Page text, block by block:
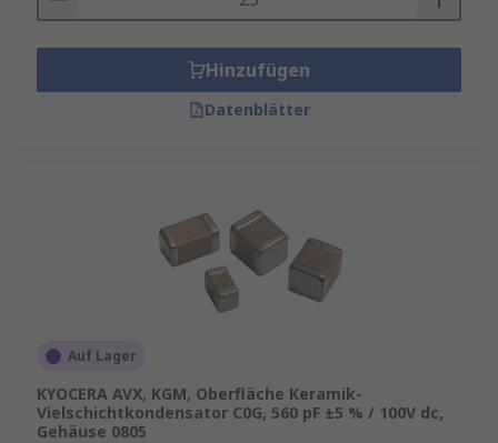
Hinzufügen
Datenblätter
Auf Lager
KYOCERA AVX, KGM, Oberfläche Keramik-
Vielschichtkondensator C0G, 560 pF ±5 % / 100V dc,
Gehäuse 0805